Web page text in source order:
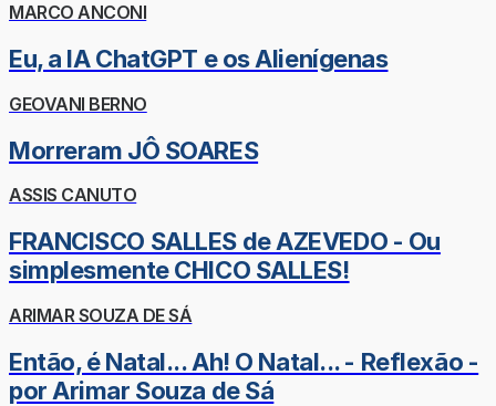
MARCO ANCONI
Eu, a IA ChatGPT e os Alienígenas
GEOVANI BERNO
Morreram JÔ SOARES
ASSIS CANUTO
FRANCISCO SALLES de AZEVEDO - Ou
simplesmente CHICO SALLES!
ARIMAR SOUZA DE SÁ
Então, é Natal... Ah! O Natal... - Reflexão -
por Arimar Souza de Sá